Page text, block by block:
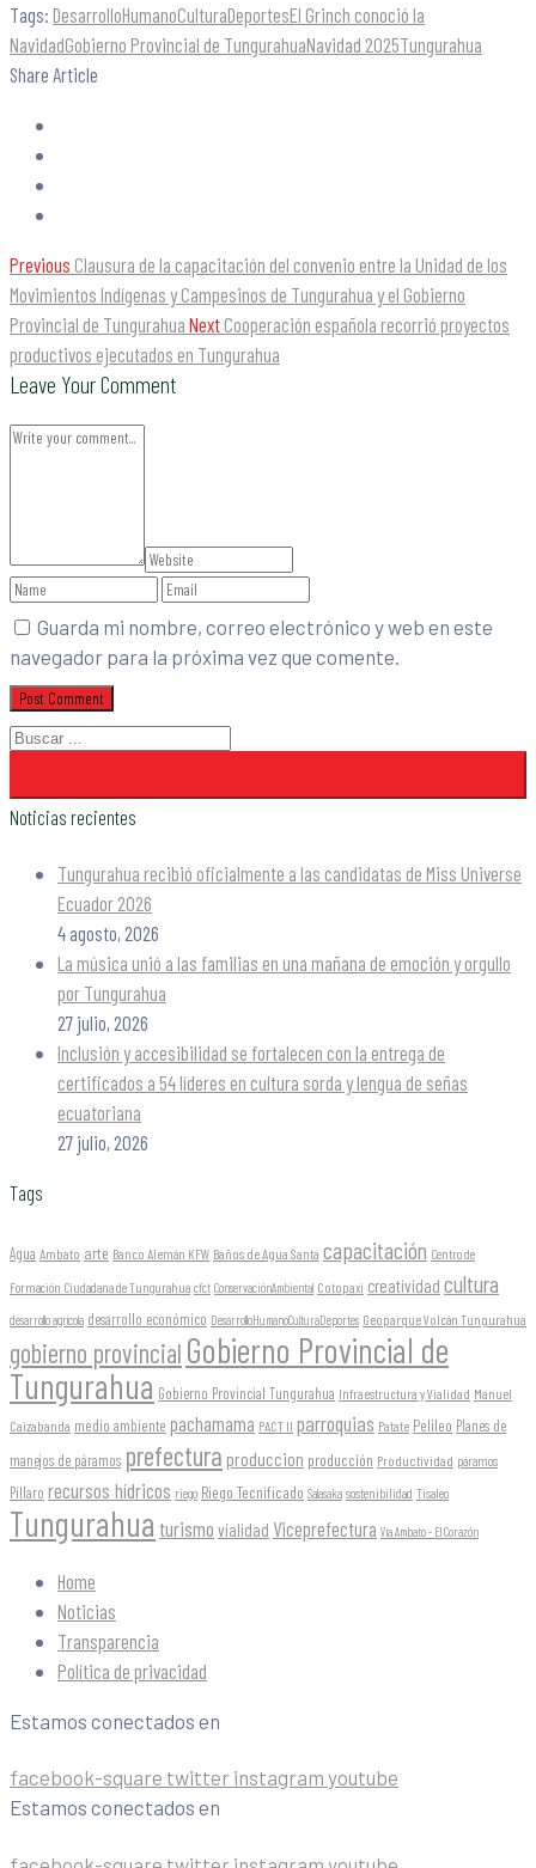
Tags: DesarrolloHumanoCulturaDeportesEl Grinch conoció la
NavidadGobierno Provincial de TungurahuaNavidad 2025Tungurahua
Share Article
Previous Clausura de la capacitación del convenio entre la Unidad de los
Movimientos Indígenas y Campesinos de Tungurahua y el Gobierno
Provincial de Tungurahua Next Cooperación española recorrió proyectos
productivos ejecutados en Tungurahua
Leave Your Comment
Guarda mi nombre, correo electrónico y web en este
navegador para la próxima vez que comente.
Noticias recientes
Tungurahua recibió oficialmente a las candidatas de Miss Universe
Ecuador 2026
4 agosto, 2026
La música unió a las familias en una mañana de emoción y orgullo
por Tungurahua
27 julio, 2026
Inclusión y accesibilidad se fortalecen con la entrega de
certificados a 54 líderes en cultura sorda y lengua de señas
ecuatoriana
27 julio, 2026
Tags
Agua Ambato arte Banco Alemán KFW Baños de Agua Santa capacitación Centro de
Formación Ciudadana de Tungurahua cfct ConservaciónAmbiental Cotopaxi creatividad cultura
desarrollo agrícola desarrollo económico DesarrolloHumanoCulturaDeportes Geoparque Volcán Tungurahua
gobierno provincial Gobierno Provincial de
Tungurahua Gobierno Provincial Tungurahua Infraestructura y Vialidad Manuel
Caizabanda medio ambiente pachamama PACT II parroquias Patate Pelileo Planes de
manejos de páramos prefectura produccion producción Productividad páramos
Píllaro recursos hídricos riego Riego Tecnificado Salasaka sostenibilidad Tisaleo
Tungurahua turismo vialidad Viceprefectura Vía Ambato - El Corazón
Home
Noticias
Transparencia
Política de privacidad
Estamos conectados en
facebook-square twitter instagram youtube
Estamos conectados en